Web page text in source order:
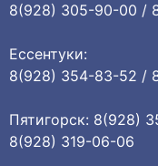
8(928) 305-90-00 /
Ессентуки:
8(928) 354-83-52 /
Пятигорск: 8(928)
8(928) 319-06-06